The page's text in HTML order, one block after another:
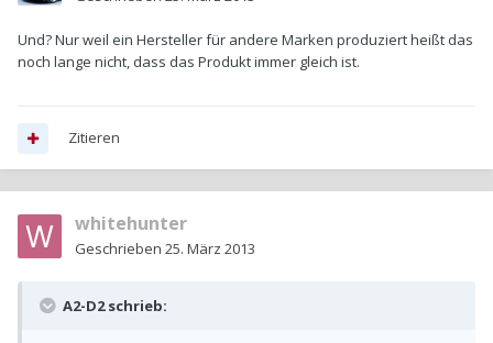
Und? Nur weil ein Hersteller für andere Marken produziert heißt das
noch lange nicht, dass das Produkt immer gleich ist.
Zitieren
whitehunter
Geschrieben 25. März 2013
A2-D2 schrieb: